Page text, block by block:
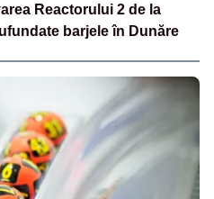
Reactorului 2 de la
barjele în Dunăre